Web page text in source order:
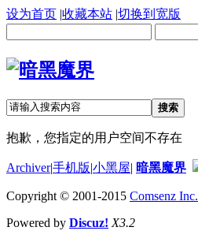
设为首页 |收藏本站 |切换到宽版
搜索
抱歉，您指定的用户空间不存在
Archiver|手机版|小黑屋| 暗黑魔界
Copyright © 2001-2015 Comsenz Inc.
Powered by Discuz! X3.2